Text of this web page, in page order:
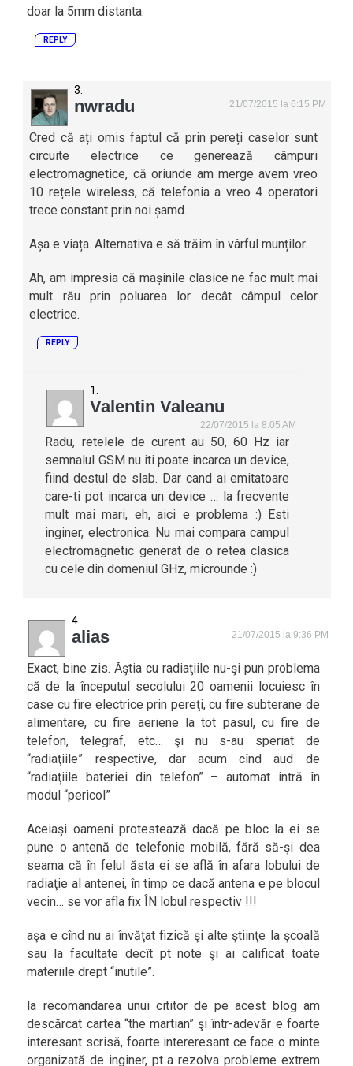
doar la 5mm distanta.
REPLY
nwradu 21/07/2015 la 6:15 PM
Cred că ați omis faptul că prin pereți caselor sunt
circuite electrice ce generează câmpuri
electromagnetice, că oriunde am merge avem vreo
10 rețele wireless, că telefonia a vreo 4 operatori
trece constant prin noi șamd.
Așa e viața. Alternativa e să trăim în vârful munților.
Ah, am impresia că mașinile clasice ne fac mult mai
mult rău prin poluarea lor decât câmpul celor
electrice.
REPLY
Valentin Valeanu
22/07/2015 la 8:05 AM
Radu, retelele de curent au 50, 60 Hz iar
semnalul GSM nu iti poate incarca un device,
fiind destul de slab. Dar cand ai emitatoare
care-ti pot incarca un device … la frecvente
mult mai mari, eh, aici e problema :) Esti
inginer, electronica. Nu mai compara campul
electromagnetic generat de o retea clasica
cu cele din domeniul GHz, microunde :)
alias 21/07/2015 la 9:36 PM
Exact, bine zis. Ăştia cu radiaţiile nu-şi pun problema
că de la începutul secolului 20 oamenii locuiesc în
case cu fire electrice prin pereţi, cu fire subterane de
alimentare, cu fire aeriene la tot pasul, cu fire de
telefon, telegraf, etc… şi nu s-au speriat de
“radiaţiile” respective, dar acum cînd aud de
“radiaţiile bateriei din telefon” – automat intră în
modul “pericol”
Aceiaşi oameni protestează dacă pe bloc la ei se
pune o antenă de telefonie mobilă, fără să-şi dea
seama că în felul ăsta ei se află în afara lobului de
radiaţie al antenei, în timp ce dacă antena e pe blocul
vecin… se vor afla fix ÎN lobul respectiv !!!
aşa e cînd nu ai învăţat fizică şi alte ştiinţe la şcoală
sau la facultate decît pt note şi ai calificat toate
materiile drept “inutile”.
la recomandarea unui cititor de pe acest blog am
descărcat cartea “the martian” şi într-adevăr e foarte
interesant scrisă, foarte intereresant ce face o minte
organizată de inginer, pt a rezolva probleme extrem